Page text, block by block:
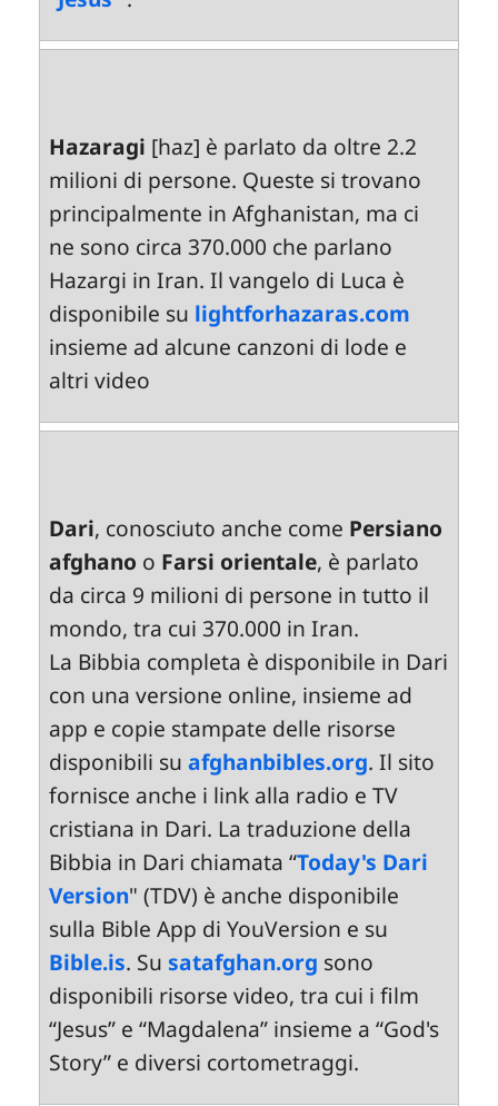
Hazaragi [haz] è parlato da oltre 2.2
milioni di persone. Queste si trovano
principalmente in Afghanistan, ma ci
ne sono circa 370.000 che parlano
Hazargi in Iran. Il vangelo di Luca è
disponibile su lightforhazaras.com
insieme ad alcune canzoni di lode e
altri video
Dari, conosciuto anche come Persiano
afghano o Farsi orientale, è parlato
da circa 9 milioni di persone in tutto il
mondo, tra cui 370.000 in Iran.
La Bibbia completa è disponibile in Dari
con una versione online, insieme ad
app e copie stampate delle risorse
disponibili su afghanbibles.org. Il sito
fornisce anche i link alla radio e TV
cristiana in Dari. La traduzione della
Bibbia in Dari chiamata “Today's Dari
Version" (TDV) è anche disponibile
sulla Bible App di YouVersion e su
Bible.is. Su satafghan.org sono
disponibili risorse video, tra cui i film
“Jesus” e “Magdalena” insieme a “God's
Story” e diversi cortometraggi.